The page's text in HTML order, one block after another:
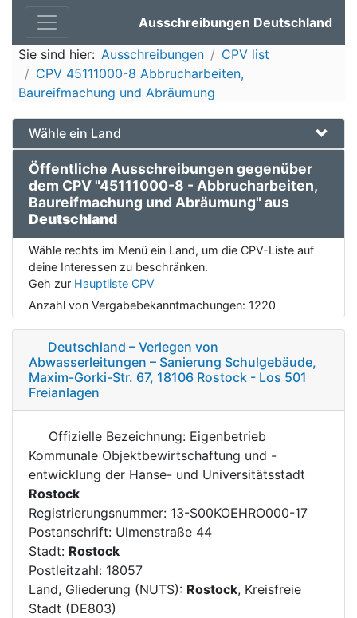
Ausschreibungen Deutschland
Sie sind hier: Ausschreibungen
CPV list
CPV 45111000-8 Abbrucharbeiten,
Baureifmachung und Abräumung
Wähle ein Land
Öffentliche Ausschreibungen gegenüber
dem CPV "45111000-8 - Abbrucharbeiten,
Baureifmachung und Abräumung" aus
Deutschland
Wähle rechts im Menü ein Land, um die CPV-Liste auf
deine Interessen zu beschränken.
Geh zur Hauptliste CPV
Anzahl von Vergabebekanntmachungen: 1220
Deutschland – Verlegen von
Abwasserleitungen – Sanierung Schulgebäude,
Maxim-Gorki-Str. 67, 18106 Rostock - Los 501
Freianlagen
Offizielle Bezeichnung: Eigenbetrieb
Kommunale Objektbewirtschaftung und -
entwicklung der Hanse- und Universitätsstadt
Rostock
Registrierungsnummer: 13-S00KOEHRO000-17
Postanschrift: Ulmenstraße 44
Stadt: Rostock
Postleitzahl: 18057
Land, Gliederung (NUTS): Rostock, Kreisfreie
Stadt (DE803)